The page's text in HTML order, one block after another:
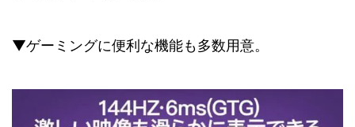
▼ゲーミングに便利な機能も多数用意。